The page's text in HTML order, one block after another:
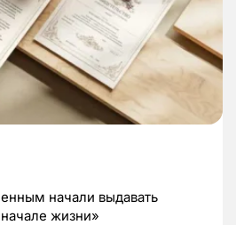
начали выдавать
жизни»